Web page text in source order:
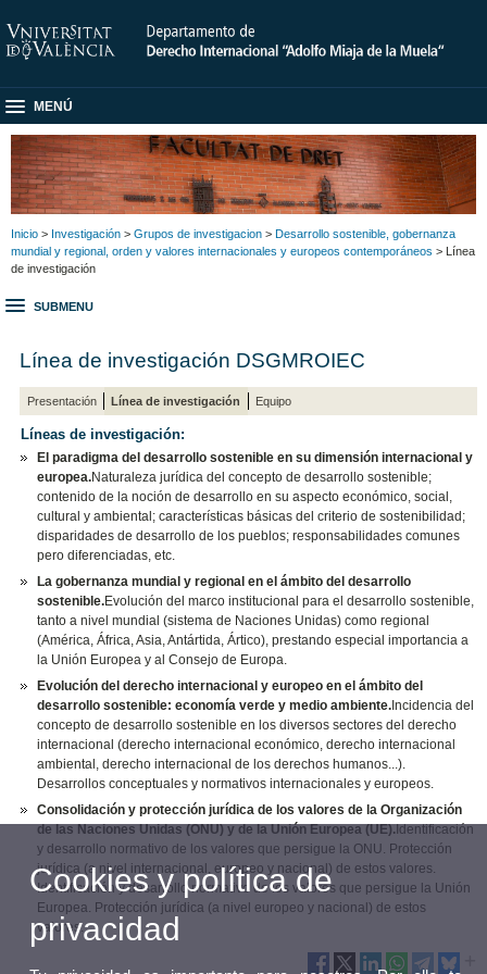
MENÚ
Inicio > Investigación > Grupos de investigacion > Desarrollo sostenible, gobernanza
mundial y regional, orden y valores internacionales y europeos contemporáneos > Línea
de investigación
SUBMENU
Línea de investigación DSGMROIEC
Presentación Línea de investigación Equipo
Líneas de investigación:
El paradigma del desarrollo sostenible en su dimensión internacional y
europea.Naturaleza jurídica del concepto de desarrollo sostenible;
contenido de la noción de desarrollo en su aspecto económico, social,
cultural y ambiental; características básicas del criterio de sostenibilidad;
disparidades de desarrollo de los pueblos; responsabilidades comunes
pero diferenciadas, etc.
La gobernanza mundial y regional en el ámbito del desarrollo
sostenible.Evolución del marco institucional para el desarrollo sostenible,
tanto a nivel mundial (sistema de Naciones Unidas) como regional
(América, África, Asia, Antártida, Ártico), prestando especial importancia a
la Unión Europea y al Consejo de Europa.
Evolución del derecho internacional y europeo en el ámbito del
desarrollo sostenible: economía verde y medio ambiente. Incidencia del
concepto de desarrollo sostenible en los diversos sectores del derecho
internacional (derecho internacional económico, derecho internacional
ambiental, derecho internacional de los derechos humanos...).
Desarrollos conceptuales y normativos internacionales y europeos.
Consolidación y protección jurídica de los valores de la Organización
de las Naciones Unidas (ONU) y de la Unión Europea (UE). Identificación
y desarrollo normativo de los valores que persigue la ONU. Protección
jurídica (a nivel internacional, europeo y nacional) de estos valores.
Identificación y desarrollo normativo de los valores que persigue la Unión
Europea. Protección jurídica (a nivel europeo y nacional) de estos
valores.
Cookies y política de
privacidad